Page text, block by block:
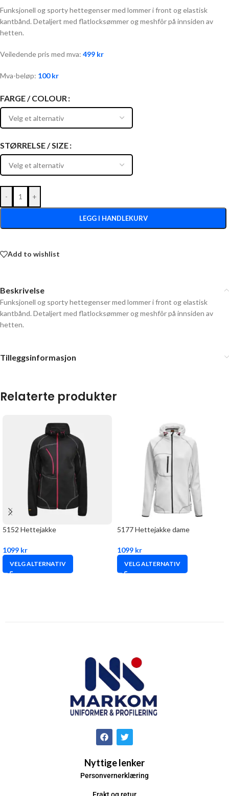
Funksjonell og sporty hettegenser med lommer i front og elastisk
kantbånd. Detaljert med flatlocksømmer og meshfôr på innsiden av
hetten.
Veiledende pris med mva: 499 kr
Mva-beløp: 100kr
FARGE / COLOUR
STØRRELSE / SIZE
- +
LEGG I HANDLEKURV
Add to wishlist
Beskrivelse
Funksjonell og sporty hettegenser med lommer i front og elastisk
kantbånd. Detaljert med flatlocksømmer og meshfôr på innsiden av
hetten.
Tilleggsinformasjon
Relaterte produkter
5152 Hettejakke
1099 kr
VELG ALTERNATIV
5177 Hettejakke dame
1099 kr
VELG ALTERNATIV
Nyttige lenker
Personvernerklæring
Frakt og retur